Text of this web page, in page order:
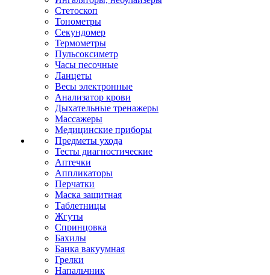
Стетоскоп
Тонометры
Секундомер
Термометры
Пульсоксиметр
Часы песочные
Ланцеты
Весы электронные
Анализатор крови
Дыхательные тренажеры
Массажеры
Медицинские приборы
Предметы ухода
Тесты диагностические
Аптечки
Аппликаторы
Перчатки
Маска защитная
Таблетницы
Жгуты
Спринцовка
Бахилы
Банка вакуумная
Грелки
Напальчник